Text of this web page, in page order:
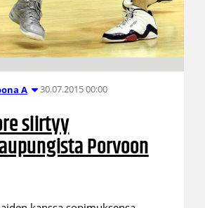
A 30.07.2015 00:00
siirtyy
Porvoon